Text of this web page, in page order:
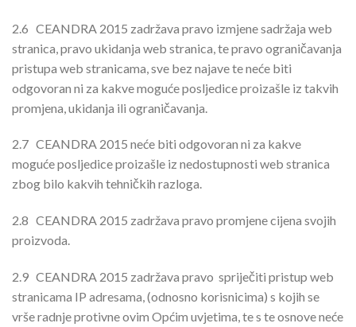
2.6 CEANDRA 2015 zadržava pravo izmjene sadržaja web
stranica, pravo ukidanja web stranica, te pravo ograničavanja
pristupa web stranicama, sve bez najave te neće biti
odgovoran ni za kakve moguće posljedice proizašle iz takvih
promjena, ukidanja ili ograničavanja.
2.7 CEANDRA 2015 neće biti odgovoran ni za kakve
moguće posljedice proizašle iz nedostupnosti web stranica
zbog bilo kakvih tehničkih razloga.
2.8 CEANDRA 2015 zadržava pravo promjene cijena svojih
proizvoda.
2.9 CEANDRA 2015 zadržava pravo spriječiti pristup web
stranicama IP adresama, (odnosno korisnicima) s kojih se
vrše radnje protivne ovim Općim uvjetima, te s te osnove neće